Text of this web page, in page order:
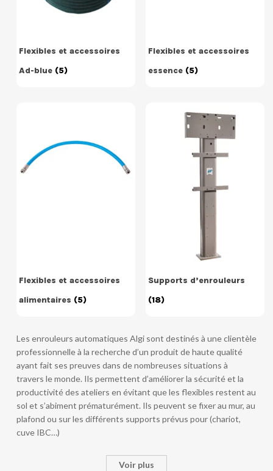
Flexibles et accessoires
Ad-blue (5)
Flexibles et accessoires
essence (5)
Flexibles et accessoires
alimentaires (5)
Supports d’enrouleurs
(18)
Les enrouleurs automatiques Algi sont destinés à une clientèle
professionnelle à la recherche d’un produit de haute qualité
ayant fait ses preuves dans de nombreuses situations à
travers le monde. Ils permettent d’améliorer la sécurité et la
productivité des ateliers en évitant que les flexibles restent au
sol et s’abiment prématurément. Ils peuvent se fixer au mur, au
plafond ou sur les différents supports prévus pour (chariot,
cuve IBC…)
Voir plus